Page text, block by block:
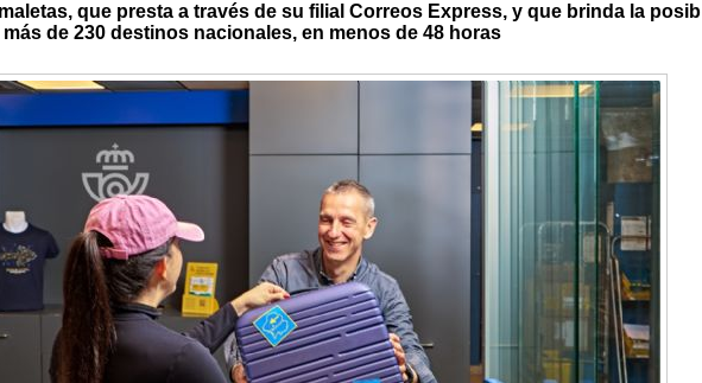
que presta a través de su filial Correos Express, y que brinda la
de 230 destinos nacionales, en menos de 48 horas